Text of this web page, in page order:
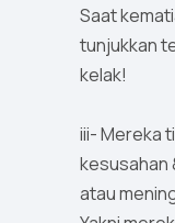
Saat
tunjukkan
kelak!
iii- Mereka
kesusahan
atau